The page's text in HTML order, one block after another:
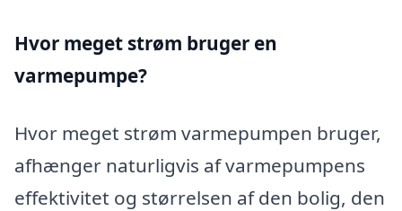
Hvor meget strøm bruger en
varmepumpe?
Hvor meget strøm varmepumpen bruger,
afhænger naturligvis af varmepumpens
effektivitet og størrelsen af den bolig, den